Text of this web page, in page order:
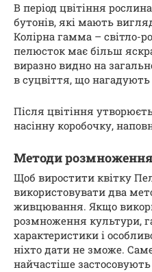
В період цвітіння
бутонів, які мають
Колірна гамма – світло-
пелюсток має більш
виразно видно на
в суцвіття, що
Після цвітіння
насінну коробочку,
Методи розмноження
Щоб виростити квітку
використовувати два
живцювання. Якщо
розмноження культури,
характеристики і
ніхто дати не зможе.
найчастіше